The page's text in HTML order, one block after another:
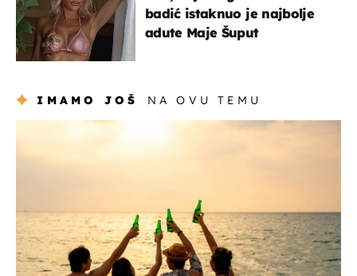
badić istaknuo je najbolje
adute Maje Šuput
IMAMO JOŠ NA OVU TEMU